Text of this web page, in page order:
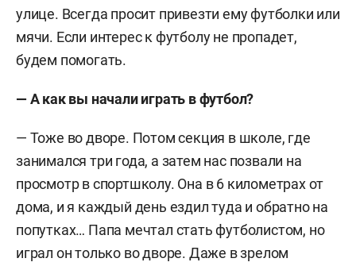
улице. Всегда просит привезти ему футболки или
мячи. Если интерес к футболу не пропадет,
будем помогать.
— А как вы начали играть в футбол?
— Тоже во дворе. Потом секция в школе, где
занимался три года, а затем нас позвали на
просмотр в спортшколу. Она в 6 километрах от
дома, и я каждый день ездил туда и обратно на
попутках… Папа мечтал стать футболистом, но
играл он только во дворе. Даже в зрелом